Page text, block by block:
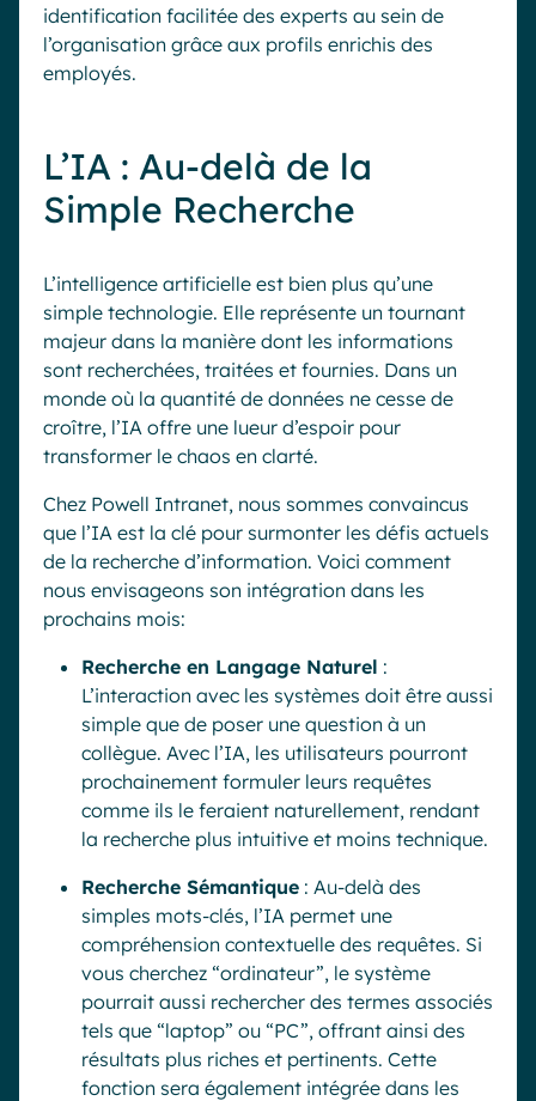
identification facilitée des experts au sein de
l’organisation grâce aux profils enrichis des
employés.
L’IA : Au-delà de la
Simple Recherche
L’intelligence artificielle est bien plus qu’une
simple technologie. Elle représente un tournant
majeur dans la manière dont les informations
sont recherchées, traitées et fournies. Dans un
monde où la quantité de données ne cesse de
croître, l’IA offre une lueur d’espoir pour
transformer le chaos en clarté.
Chez Powell Intranet, nous sommes convaincus
que l’IA est la clé pour surmonter les défis actuels
de la recherche d’information. Voici comment
nous envisageons son intégration dans les
prochains mois:
Recherche en Langage Naturel :
L’interaction avec les systèmes doit être aussi
simple que de poser une question à un
collègue. Avec l’IA, les utilisateurs pourront
prochainement formuler leurs requêtes
comme ils le feraient naturellement, rendant
la recherche plus intuitive et moins technique.
Recherche Sémantique : Au-delà des
simples mots-clés, l’IA permet une
compréhension contextuelle des requêtes. Si
vous cherchez “ordinateur”, le système
pourrait aussi rechercher des termes associés
tels que “laptop” ou “PC”, offrant ainsi des
résultats plus riches et pertinents. Cette
fonction sera également intégrée dans les